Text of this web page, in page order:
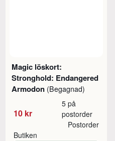
Magic löskort:
Stronghold: Endangered
Armodon (Begagnad)
10 kr
5 på
postorder
Butiken
Postorder